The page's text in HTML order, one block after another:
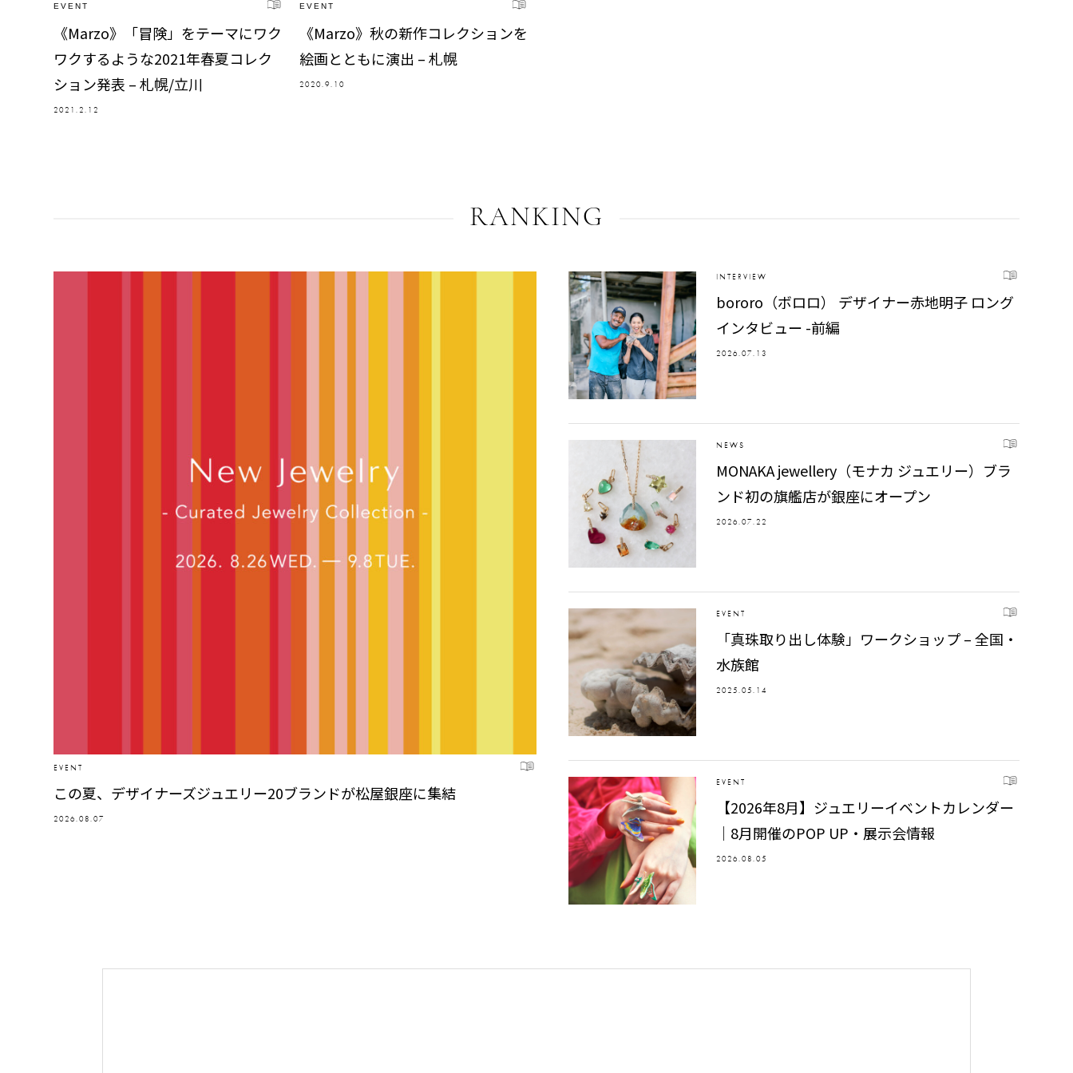
EVENT
《Marzo》「冒険」をテーマにワク
ワクするような2021年春夏コレク
ション発表 – 札幌/立川
2021.2.12
EVENT
《Marzo》秋の新作コレクションを
絵画とともに演出 – 札幌
2020.9.10
RANKING
EVENT
この夏、デザイナーズジュエリー20ブランドが松屋銀座に集結
2026.08.07
INTERVIEW
bororo（ボロロ） デザイナー赤地明子 ロング
インタビュー -前編
2026.07.13
NEWS
MONAKA jewellery（モナカ ジュエリー）ブラ
ンド初の旗艦店が銀座にオープン
2026.07.22
EVENT
「真珠取り出し体験」ワークショップ – 全国・
水族館
2025.05.14
EVENT
【2026年8月】ジュエリーイベントカレンダー
｜8月開催のPOP UP・展示会情報
2026.08.05